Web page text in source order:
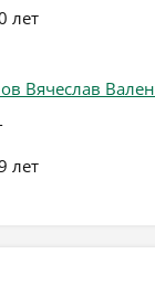
лет
Вячеслав
лет